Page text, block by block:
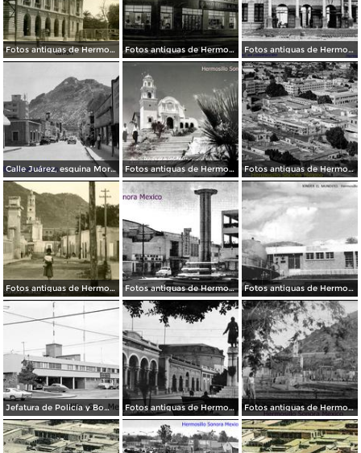
Fotos antiguas de Hermosillo Fotos antiguas de Hermosillo Fotos antiguas de Hermosillo
Calle Juárez, esquina Morelia (circa 1945) Fotos antiguas de Hermosillo Fotos antiguas de Hermosillo
Fotos antiguas de Hermosillo Fotos antiguas de Hermosillo Fotos antiguas de Hermosillo
Jefatura de Policía y Bomberos Fotos antiguas de Hermosillo Fotos antiguas de Hermosillo